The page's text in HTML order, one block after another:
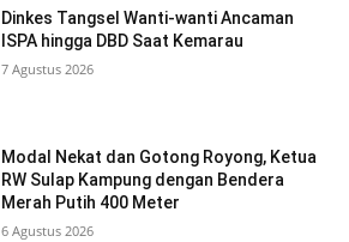
Dinkes Tangsel Wanti-wanti Ancaman
ISPA hingga DBD Saat Kemarau
7 Agustus 2026
Modal Nekat dan Gotong Royong, Ketua
RW Sulap Kampung dengan Bendera
Merah Putih 400 Meter
6 Agustus 2026